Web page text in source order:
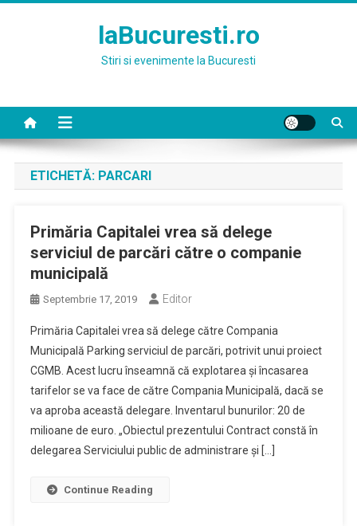
laBucuresti.ro
Stiri si evenimente la Bucuresti
ETICHETĂ: PARCARI
Primăria Capitalei vrea să delege
serviciul de parcări către o companie
municipală
Septembrie 17, 2019 Editor
Primăria Capitalei vrea să delege către Compania
Municipală Parking serviciul de parcări, potrivit unui proiect
CGMB. Acest lucru înseamnă că explotarea și încasarea
tarifelor se va face de către Compania Municipală, dacă se
va aproba această delegare. Inventarul bunurilor: 20 de
milioane de euro. „Obiectul prezentului Contract constă în
delegarea Serviciului public de administrare și […]
Continue Reading